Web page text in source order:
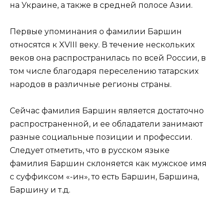
на Украине, а также в средней полосе Азии.
Первые упоминания о фамилии Баршин
относятся к XVIII веку. В течение нескольких
веков она распространилась по всей России, в
том числе благодаря переселению татарских
народов в различные регионы страны.
Сейчас фамилия Баршин является достаточно
распространенной, и ее обладатели занимают
разные социальные позиции и профессии.
Следует отметить, что в русском языке
фамилия Баршин склоняется как мужское имя
с суффиксом «-ин», то есть Баршин, Баршина,
Баршину и т.д.